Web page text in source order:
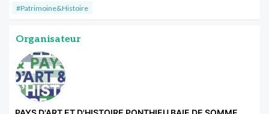
#Patrimoine&Histoire
Organisateur